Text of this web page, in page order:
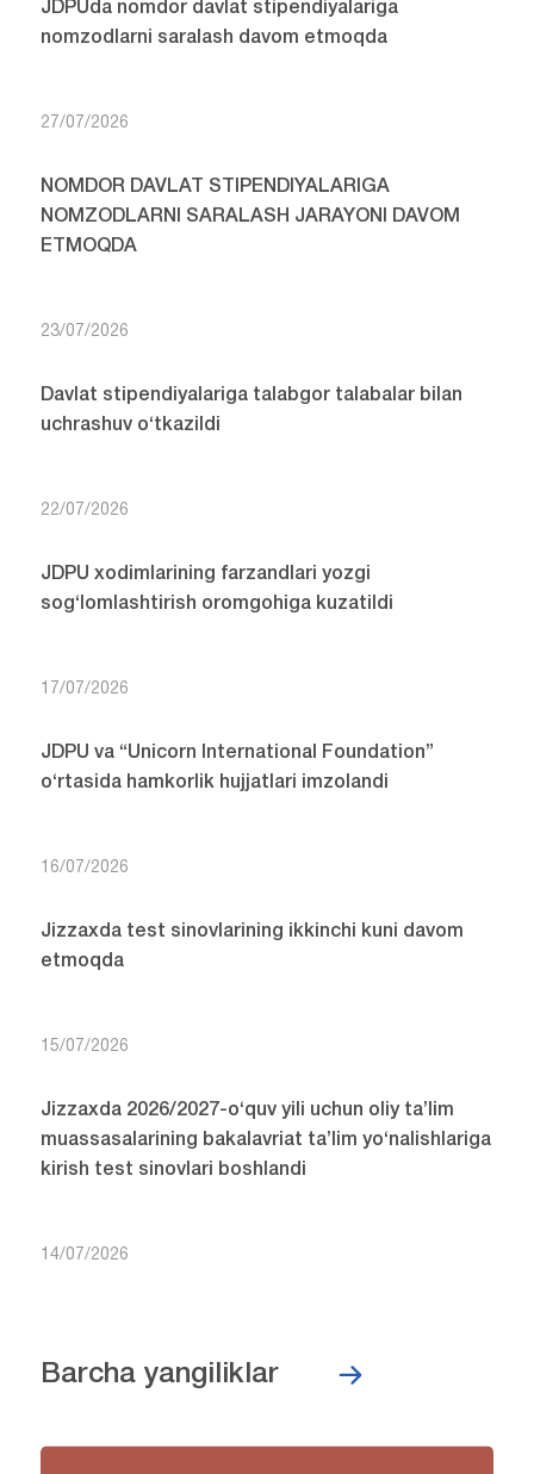
JDPUda nomdor davlat stipendiyalariga
nomzodlarni saralash davom etmoqda
27/07/2026
NOMDOR DAVLAT STIPENDIYALARIGA
NOMZODLARNI SARALASH JARAYONI DAVOM
ETMOQDA
23/07/2026
Davlat stipendiyalariga talabgor talabalar bilan
uchrashuv o‘tkazildi
22/07/2026
JDPU xodimlarining farzandlari yozgi
sog‘lomlashtirish oromgohiga kuzatildi
17/07/2026
JDPU va “Unicorn International Foundation”
o‘rtasida hamkorlik hujjatlari imzolandi
16/07/2026
Jizzaxda test sinovlarining ikkinchi kuni davom
etmoqda
15/07/2026
Jizzaxda 2026/2027-o‘quv yili uchun oliy ta’lim
muassasalarining bakalavriat ta’lim yo‘nalishlariga
kirish test sinovlari boshlandi
14/07/2026
Barcha yangiliklar